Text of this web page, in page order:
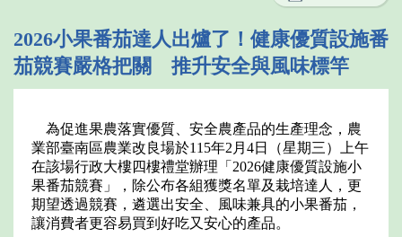
2026小果番茄達人出爐了！健康優質設施番
茄競賽嚴格把關 推升安全與風味標竿
為促進果農落實優質、安全農產品的生產理念，農
業部臺南區農業改良場於115年2月4日（星期三）上午
在該場行政大樓四樓禮堂辦理「2026健康優質設施小
果番茄競賽」，除公布各組獲獎名單及栽培達人，更
期望透過競賽，遴選出安全、風味兼具的小果番茄，
讓消費者更容易買到好吃又安心的產品。